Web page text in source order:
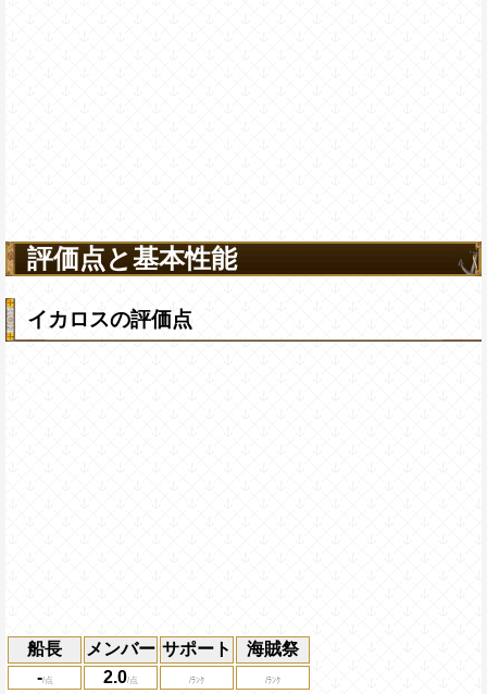
評価点と基本性能
イカロスの評価点
船長 メンバー サポート
海賊祭
-
2.0